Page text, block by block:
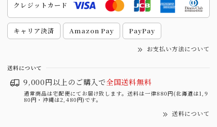
クレジットカード
キャリア決済 Amazon Pay PayPay
お支払い方法について
送料について
9,000円以上のご購入で全国送料無料
通常商品は宅配便にてお届け致します。送料は一律880円(北海道は1,9
80円・沖縄は2,480円)です。
送料について